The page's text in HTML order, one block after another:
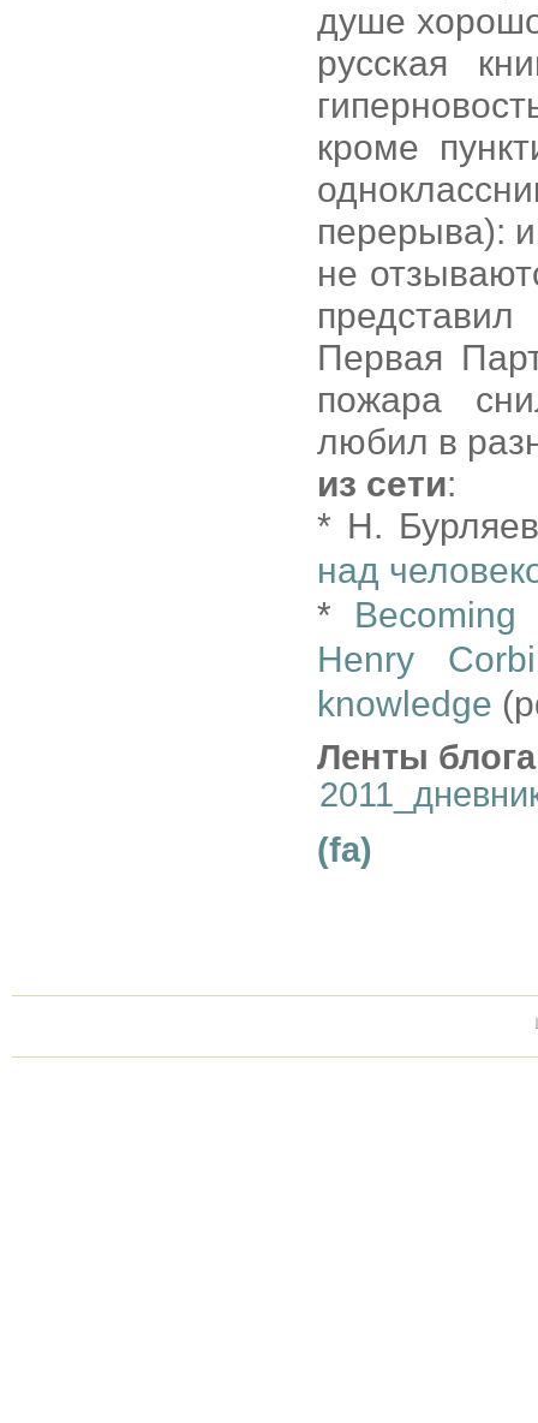
душе
русская
кроме
перерыва):
не
Первая
пожара
любил в
из сети:
* Н.
над
*
Henry
knowledge
Ленты
(fa)